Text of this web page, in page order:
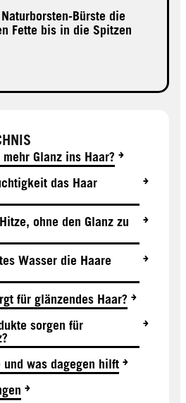
Bürste die
Fette bis in die Spitzen
Glanz ins Haar?
das Haar
ohne den Glanz zu
Wasser die Haare
für glänzendes Haar?
sorgen für
und was dagegen hilft